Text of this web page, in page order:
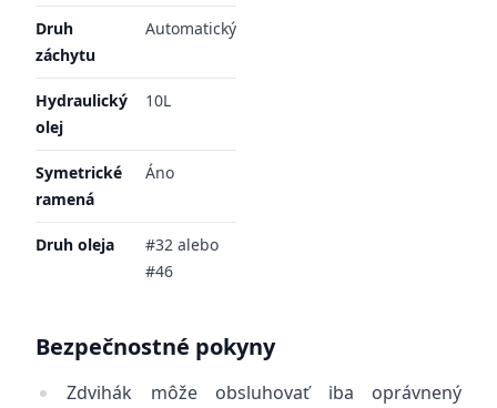
Druh
záchytu
Automatický
Hydraulický
olej
10L
Symetrické
ramená
Áno
Druh oleja
#32 alebo
#46
Bezpečnostné pokyny
Zdvihák môže obsluhovať iba oprávnený